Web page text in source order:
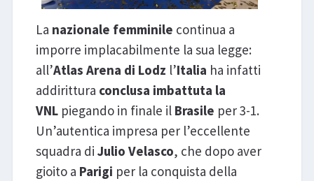
La nazionale femminile continua a
imporre implacabilmente la sua legge:
all’Atlas Arena di Lodz l’Italia ha infatti
addirittura conclusa imbattuta la
VNL piegando in finale ilBrasile per 3-1.
Un’autentica impresa per l’eccellente
squadra di Julio Velasco, che dopo aver
gioito a Parigi per la conquista della